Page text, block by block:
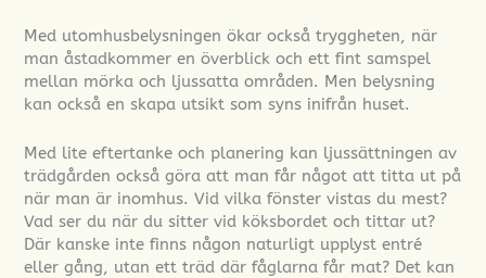
Med utomhusbelysningen ökar också tryggheten, när
man åstadkommer en överblick och ett fint samspel
mellan mörka och ljussatta områden. Men belysning
kan också en skapa utsikt som syns inifrån huset.
Med lite eftertanke och planering kan ljussättningen av
trädgården också göra att man får något att titta ut på
när man är inomhus. Vid vilka fönster vistas du mest?
Vad ser du när du sitter vid köksbordet och tittar ut?
Där kanske inte finns någon naturligt upplyst entré
eller gång, utan ett träd där fåglarna får mat? Det kan